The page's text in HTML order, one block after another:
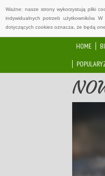
Ważne: nasze strony wykorzystują pliki
indywidualnych potrzeb użytkowników.
dotyczących cookies oznacza, że będą
HOME